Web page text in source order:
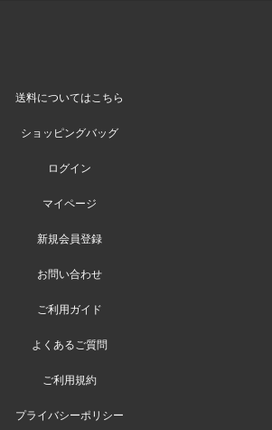
送料についてはこちら
ショッピングバッグ
ログイン
マイページ
新規会員登録
お問い合わせ
ご利用ガイド
よくあるご質問
ご利用規約
プライバシーポリシー